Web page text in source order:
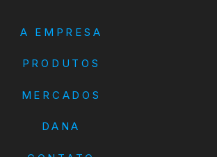
A EMPRESA
PRODUTOS
MERCADOS
DANA